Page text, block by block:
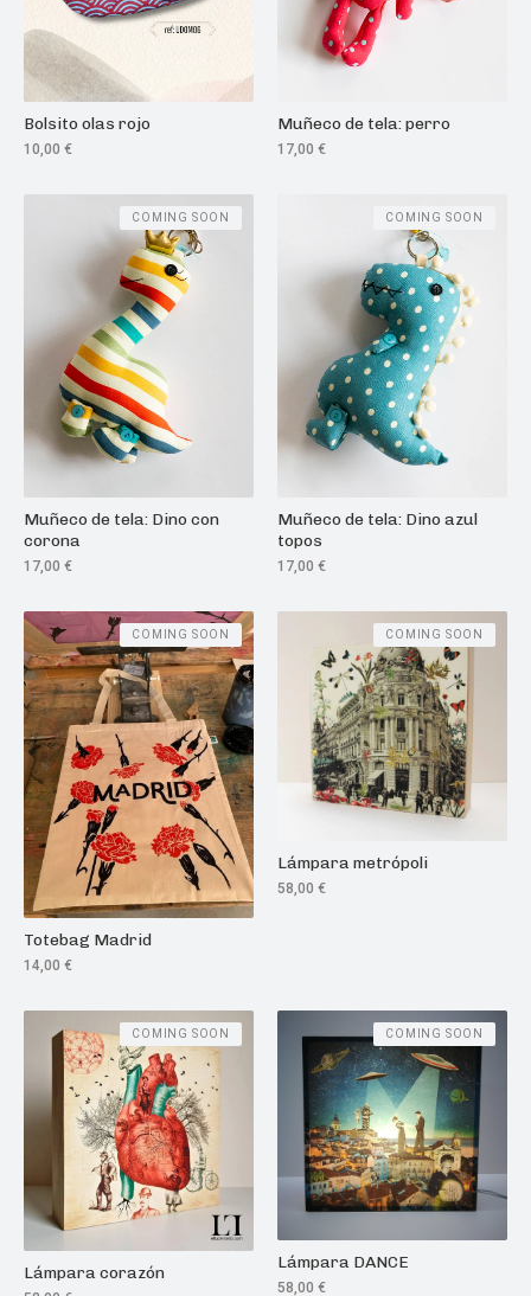
Bolsito olas rojo
10,00 €
Muñeco de tela: perro
17,00 €
Muñeco de tela: Dino con
corona
17,00 €
COMING SOON
Muñeco de tela: Dino azul
topos
17,00 €
COMING SOON
Totebag Madrid
14,00 €
COMING SOON
Lámpara metrópoli
58,00 €
COMING SOON
Lámpara corazón
COMING SOON
Lámpara DANCE
58,00 €
COMING SOON